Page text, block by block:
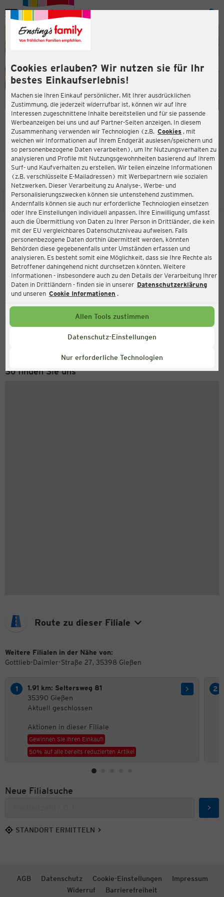
Cookies erlauben? Wir nutzen sie für Ihr
bestes Einkaufserlebnis!
Machen sie Ihren Einkauf persönlicher. Mit Ihrer ausdrücklichen
Zustimmung, die jederzeit widerrufbar ist, können wir auf Ihre
Interessen zugeschnittene Inhalte bereitstellen und für sie passende
Werbeanzeigen bei uns und auf Partner-Seiten anzeigen. In diesem
Zusammenhang verwenden wir Technologien (z.B. Cookies , mit
welchen wir Informationen auf Ihrem Endgerät auslesen/speichern und
so personenbezogene Daten verarbeiten), um Ihr Nutzungsverhalten zu
analysieren und Profile mit Nutzungsgewohnheiten basierend auf Ihrem
Surf- und Kaufverhalten zu erstellen. Wir teilen einzelne Informationen
(z.B. verschlüsselte E-Mailadressen) mit Werbepartnern wie sozialen
Netzwerken. Dieser Verarbeitung zu Analyse-, Werbe- und
Personalisierungszwecken können sie untenstehend zustimmen.
Andernfalls können sie auch nur erforderliche Technologien einsetzen
oder Ihre Einstellungen individuell anpassen. Ihre Einwilligung umfasst
auch die Übermittlung von Daten zu Ihrer Person in Drittländer, die kein
mit der EU vergleichbares Datenschutzniveau aufweisen. Falls
personenbezogene Daten dorthin übermittelt werden, könnten
Behörden diese gegebenenfalls unter Umständen erfassen und
analysieren. Es besteht somit eine Möglichkeit, dass sie Ihre Rechte als
Betroffener dahingehend nicht durchsetzen könnten. Weitere
Informationen - insbesondere auch zu den Details der Verarbeitung Ihrer
Daten in Drittländern - finden sie in unserer Datenschutzerklärung
und unseren Cookie Informationen .
Allen Tools zustimmen
Datenschutz-Einstellungen
Nur erforderliche Technologien
Menü
ERNSTING'S FAMILY FILIALE
Gottlieb-Daimler-Straße 27
35398 Gießen
4,3
Bewertung:
STANDORT SERVICES SORTIMENT AKTIONEN
Ernsting's family
Gottlieb-Daimler-Straße 27, 35398 Gießen
Aktuell:
Geschlossen
Service Hotline
+49 (0) 2546 / 98 999 98
So finden Sie uns
Route zu dieser Filiale
Weitere Filialen in der Nähe von:
Gottlieb-Daimler-Straße 27, 35398 Gießen
1.91 km: Seltersweg 81
35390 Gießen
Aktuell geschlossen
Aktionen in dieser Filiale
Gewinnen Sie Ihren Einkauf!
50% auf alle bereits reduzierten Artikel
Neue Filialsuche
STANDORT ERMITTELN
AGB Datenschutz Cookie-Einstellungen
Impressum
Widerruf
Barrierefreiheit